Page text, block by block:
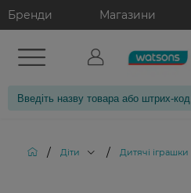
Бренди Магазини
/ Діти / Дитячі іграшки